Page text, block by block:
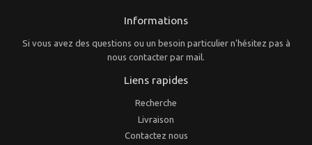
Informations
Si vous avez des questions ou un besoin particulier n'hésitez pas à
nous contacter par mail.
Liens rapides
Recherche
Livraison
Contactez nous